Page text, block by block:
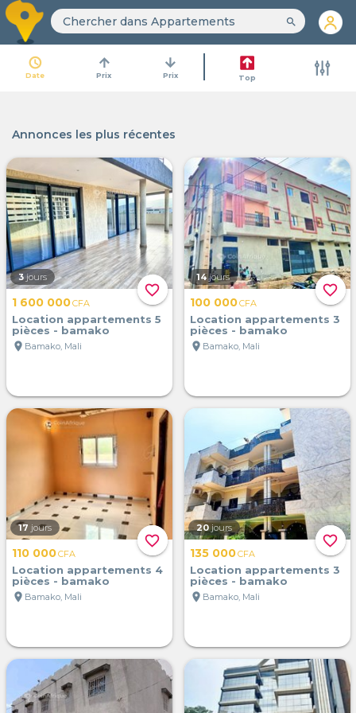
search
access_time
Date
arrow_upward
Prix
arrow_downward
Prix Top
Annonces les plus récentes
favorite_border
3 jours
1 600 000CFA
Location appartements 5
pièces - bamako
location_on Bamako, Mali
favorite_border
14 jours
100 000CFA
Location appartements 3
pièces - bamako
location_on Bamako, Mali
favorite_border
17 jours
110 000CFA
Location appartements 4
pièces - bamako
location_on Bamako, Mali
favorite_border
20 jours
135 000CFA
Location appartements 3
pièces - bamako
location_on Bamako, Mali